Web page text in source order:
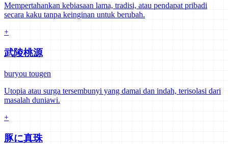
Mempertahankan kebiasaan lama, tradisi, atau pendapat pribadi
secara kaku tanpa keinginan untuk berubah.
+
武陵桃源
buryou tougen
Utopia atau surga tersembunyi yang damai dan indah, terisolasi dari
masalah duniawi.
+
豚に真珠